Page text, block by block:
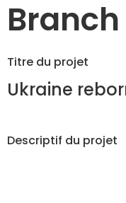
Branch
Titre du projet
Ukraine
Descriptif du projet